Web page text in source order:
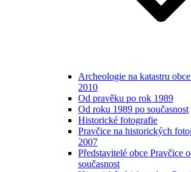
Archeologie na katastru
2010
Od pravěku po rok 1989
Od roku 1989 po současnost
Historické fotografie
Pravčice na historických
2007
Představitelé obce Pravčice
současnost